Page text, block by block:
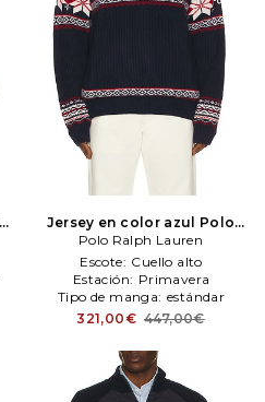
Jersey en color azul
Polo
Ralph Lauren
Polo Ralph Lauren
Escote: Cuello alto
Estación: Primavera
Tipo de manga: estándar
321,00€ 447,00€